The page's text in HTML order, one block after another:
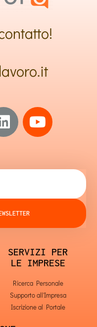
SERVIZI PER
LE IMPRESE
Ricerca Personale
Supporto all'Impresa
Iscrizione al Portale